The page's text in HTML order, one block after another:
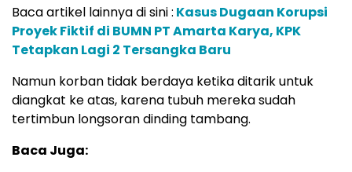
Baca artikel lainnya di sini : Kasus Dugaan Korupsi
Proyek Fiktif di BUMN PT Amarta Karya, KPK
Tetapkan Lagi 2 Tersangka Baru
Namun korban tidak berdaya ketika ditarik untuk
diangkat ke atas, karena tubuh mereka sudah
tertimbun longsoran dinding tambang.
Baca Juga: